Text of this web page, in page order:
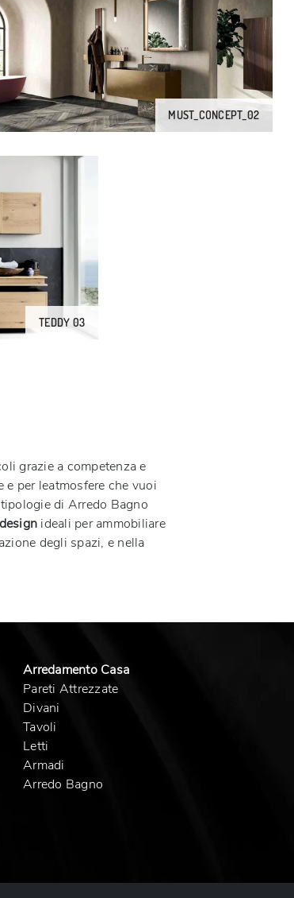
MUST_CONCEPT_02
TEDDY 03
grazie a competenza e
per leatmosfere che vuoi
di Arredo Bagno
ideali per ammobiliare
degli spazi, e nella
Arredamento Casa
Pareti Attrezzate
Divani
Tavoli
Letti
Armadi
Arredo Bagno